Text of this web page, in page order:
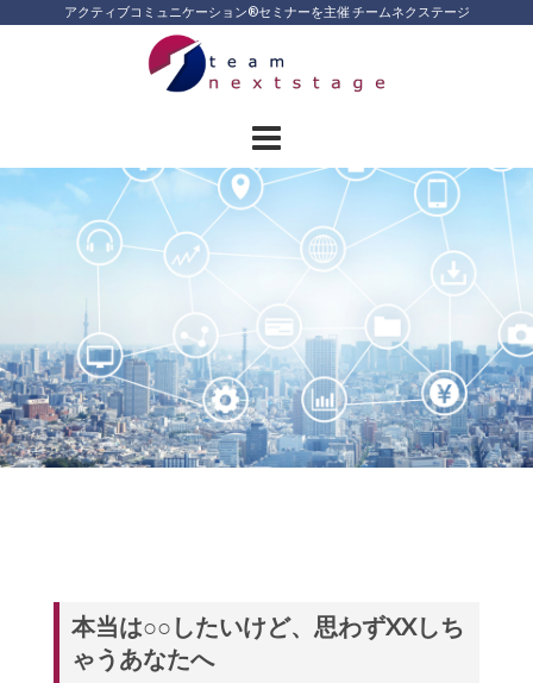
アクティブコミュニケーション®︎セミナーを主催 チームネクステージ
本当は○○したいけど、思わずXXしち
ゃうあなたへ